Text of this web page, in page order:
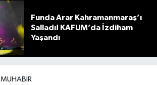
Funda Arar Kahramanmaraş’ı
Salladı! KAFUM’da İzdiham
Yaşandı
MUHABIR